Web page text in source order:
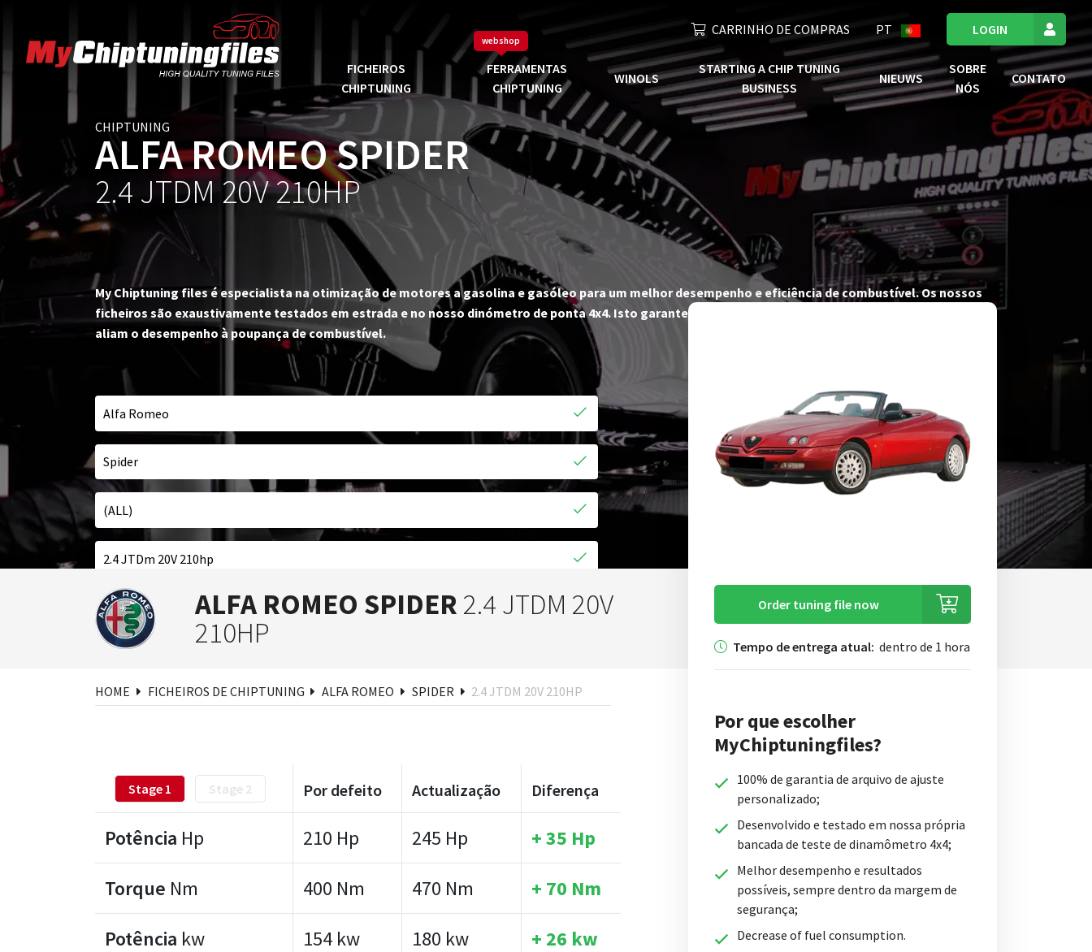
CARRINHO DE COMPRAS PT LOGIN
FICHEIROS
CHIPTUNING
FERRAMENTAS
CHIPTUNING
webshop
WINOLS
STARTING A CHIP TUNING
BUSINESS
NIEUWS
SOBRE
NÓS
CONTATO
CHIPTUNING
ALFA ROMEO SPIDER
2.4 JTDM 20V 210HP
My Chiptuning files é especialista na otimização de motores a gasolina e gasóleo para um melhor desempenho e eficiência de combustível. Os nossos
ficheiros são exaustivamente testados em estrada e no nosso dinómetro de ponta 4x4. Isto garante-nos ficheiros ECU tuning de elevada qualidade que
aliam o desempenho à poupança de combustível.
Pesquisa Order tuning file now
Tempo de entrega atual: dentro de 1 hora
Por que escolher
MyChiptuningfiles?
100% de garantia de arquivo de ajuste
personalizado;
Desenvolvido e testado em nossa própria
bancada de teste de dinamômetro 4x4;
Melhor desempenho e resultados
possíveis, sempre dentro da margem de
segurança;
Decrease of fuel consumption.
ALFA ROMEO SPIDER 2.4 JTDM 20V
210HP
HOME FICHEIROS DE CHIPTUNING ALFA ROMEO SPIDER 2.4 JTDM 20V 210HP
Stage 1 Stage 2 Por defeito Actualização Diferença
Potência Hp 210 Hp 245 Hp
+ 35 Hp
Torque Nm 400 Nm 470 Nm
+ 70 Nm
Potência kw 154 kw 180 kw + 26 kw